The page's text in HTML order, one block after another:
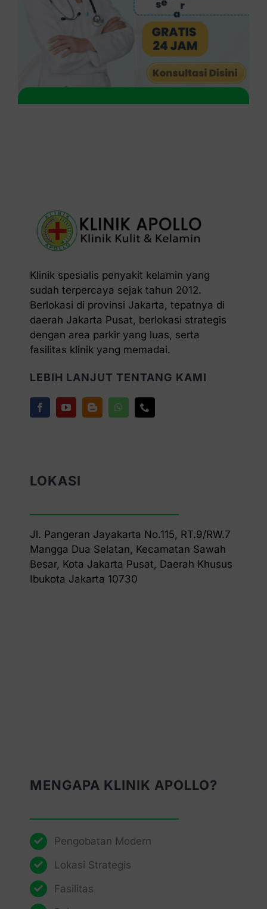
Klinik spesialis penyakit kelamin yang
sudah terpercaya sejak tahun 2012.
Berlokasi di provinsi Jakarta, tepatnya di
daerah Jakarta Pusat, berlokasi strategis
dengan area parkir yang luas, serta
fasilitas klinik yang memadai.
LEBIH LANJUT TENTANG KAMI
LOKASI
Jl. Pangeran Jayakarta No.115, RT.9/RW.7
Mangga Dua Selatan, Kecamatan Sawah
Besar, Kota Jakarta Pusat, Daerah Khusus
Ibukota Jakarta 10730
MENGAPA KLINIK APOLLO?
Pengobatan Modern
Lokasi Strategis
Fasilitas